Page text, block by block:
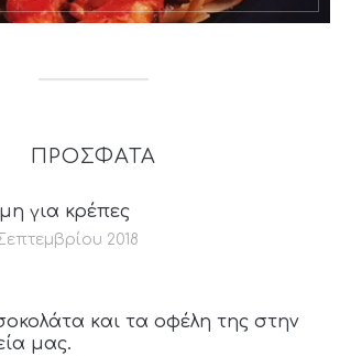
ΠΡΟΣΦΑΤΑ
για κρέπες
2018
και τα οφέλη της στην
μας.